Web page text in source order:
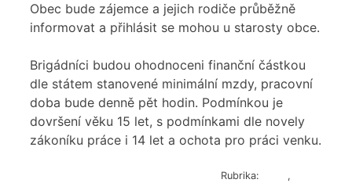
Obec bude zájemce a jejich rodiče průběžně
informovat a přihlásit se mohou u starosty obce.
Brigádníci budou ohodnoceni finanční částkou
dle státem stanovené minimální mzdy, pracovní
doba bude denně pět hodin. Podmínkou je
dovršení věku 15 let, s podmínkami dle novely
zákoníku práce i 14 let a ochota pro práci venku.
Rubrika: ,